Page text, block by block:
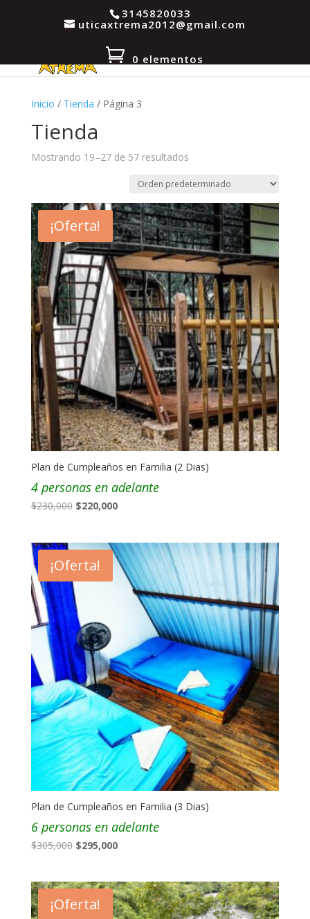
3145820033
uticaxtrema2012@gmail.com
0 elementos
Inicio / Tienda / Página 3
Tienda
Mostrando 19–27 de 57 resultados
¡Oferta!
Plan de Cumpleaños en Familia (2 Dias)
4 personas en adelante
$230,000 El
era:
$230,000.
$220,000El
es:
$220,000.
¡Oferta!
Plan de Cumpleaños en Familia (3 Dias)
6 personas en adelante
$305,000 El
era:
$305,000.
$295,000El
es:
$295,000.
¡Oferta!